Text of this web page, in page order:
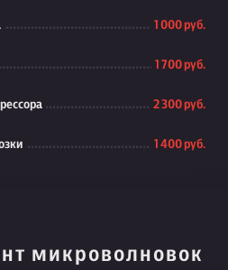
1 000 руб.
1 700 руб.
2 300 руб.
1 400 руб.
микроволновок